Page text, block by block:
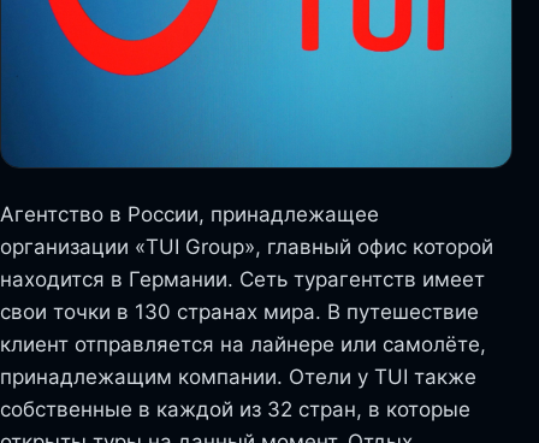
Агентство в России, принадлежащее
организации «TUI Group», главный офис которой
находится в Германии. Сеть турагентств имеет
свои точки в 130 странах мира. В путешествие
клиент отправляется на лайнере или самолёте,
принадлежащим компании. Отели у TUI также
собственные в каждой из 32 стран, в которые